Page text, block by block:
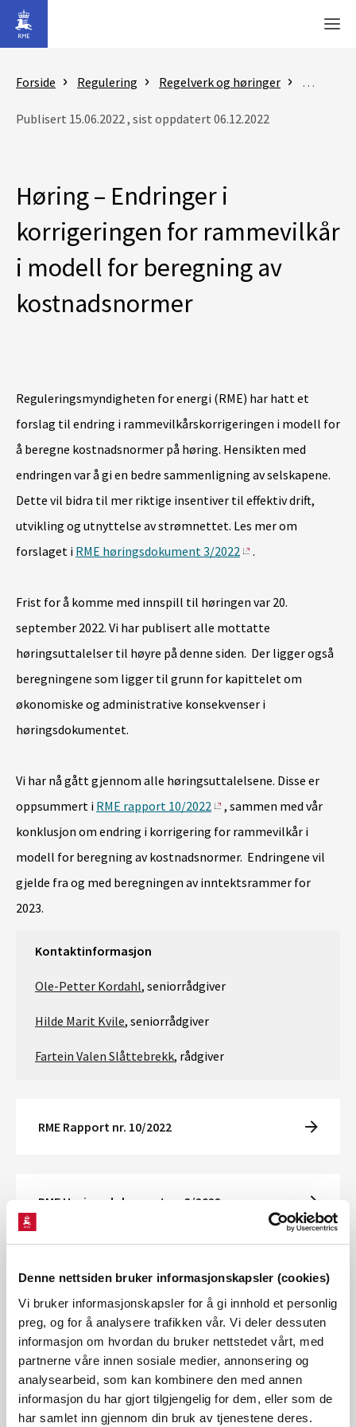
Denne nettsiden bruker informasjonskapsler (cookies)
Vi bruker informasjonskapsler for å gi innhold et personlig
preg, og for å analysere trafikken vår. Vi deler dessuten
informasjon om hvordan du bruker nettstedet vårt, med
partnerne våre innen sosiale medier, annonsering og
analysearbeid, som kan kombinere den med annen
informasjon du har gjort tilgjengelig for dem, eller som de
har samlet inn gjennom din bruk av tjenestene deres.
Gå til hovedinnhold
Forside Regulering Regelverk og høringer Høringer
Publisert 15.06.2022 , sist oppdatert 06.12.2022
Høring – Endringer i
korrigeringen for rammevilkår
i modell for beregning av
kostnadsnormer
Reguleringsmyndigheten for energi (RME) har hatt et
forslag til endring i rammevilkårskorrigeringen i modell for
å beregne kostnadsnormer på høring. Hensikten med
endringen var å gi en bedre sammenligning av selskapene.
Dette vil bidra til mer riktige insentiver til effektiv drift,
utvikling og utnyttelse av strømnettet. Les mer om
forslaget i RME høringsdokument 3/2022 .
Frist for å komme med innspill til høringen var 20.
september 2022. Vi har publisert alle mottatte
høringsuttalelser til høyre på denne siden. Der ligger også
beregningene som ligger til grunn for kapittelet om
økonomiske og administrative konsekvenser i
høringsdokumentet.
Vi har nå gått gjennom alle høringsuttalelsene. Disse er
oppsummert i RME rapport 10/2022
, sammen med vår
konklusjon om endring i korrigering for rammevilkår i
modell for beregning av kostnadsnormer. Endringene vil
gjelde fra og med beregningen av inntektsrammer for
2023.
Kontaktinformasjon
Ole-Petter Kordahl, seniorrådgiver
Hilde Marit Kvile, seniorrådgiver
Fartein Valen Slåttebrekk, rådgiver
RME Rapport nr. 10/2022
RME Høringsdokument nr. 3/2022
Relevante dokumenter
Effekter av ny modell på varsel 2022.xlsx
Rammevilkårsvariabler.xlsx
Beregning av inntektsrammer med ny modell
(IRiR2022.zip)